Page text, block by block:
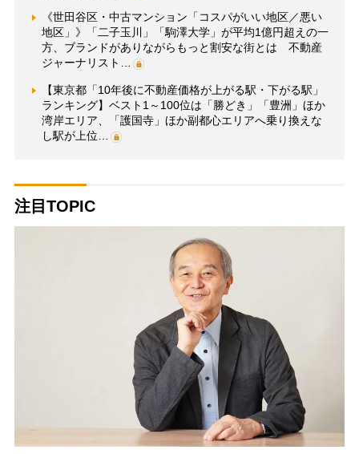
《世田谷区・中古マンション「コスパがいい地区／悪い
地区」》「二子玉川」「駒澤大学」が平均1億円超えの一
方、ブランドがありながらもっと割安な街とは 不動産
ジャーナリスト…
【東京都「10年後に不動産価格が上がる駅・下がる駅」
ランキング】ベスト1～100位は「勝どき」「豊洲」ほか
湾岸エリア、「護国寺」ほか副都心エリアへ乗り換えな
し駅が上位…
注目TOPIC